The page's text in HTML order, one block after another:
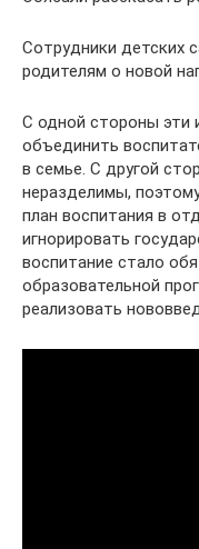
Сотрудники детских
родителям о новой
С одной стороны эти
объединить
в семье. С другой
неразделимы,
план воспитания в
игнорировать
воспитание стало
образовательной
реализовать